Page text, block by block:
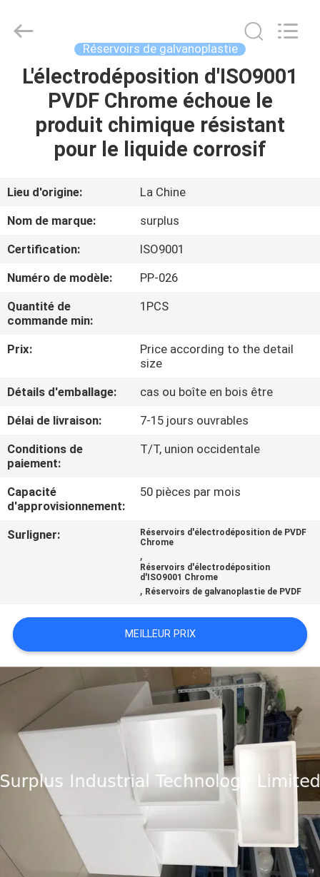
MAISON
À
PROPOS
NOUS
DE
L'USINE
CONTRÔLE
DE
LA
QUALITÉ
NOUS
NOUVELLES
DEMANDEZ
UN DEVIS
PLAN
DU
SITE
PRIVACY
POLICY
Technology
Limited.
Réservoirs de galvanoplastie
L'électrodéposition d'ISO9001
PVDF Chrome échoue le
produit chimique résistant
pour le liquide corrosif
Lieu d'origine:
La Chine
Nom de marque:
surplus
Certification:
ISO9001
Numéro de modèle:
PP-026
Quantité de
commande min:
1PCS
Prix:
Price according to the detail
size
Détails d'emballage:
cas ou boîte en bois être
Délai de livraison:
7-15 jours ouvrables
Conditions de
paiement:
T/T, union occidentale
Capacité
d'approvisionnement:
50 pièces par mois
Surligner:
Réservoirs d'électrodéposition de PVDF
Chrome
,
Réservoirs d'électrodéposition
d'ISO9001 Chrome
, Réservoirs de galvanoplastie de PVDF
MEILLEUR PRIX